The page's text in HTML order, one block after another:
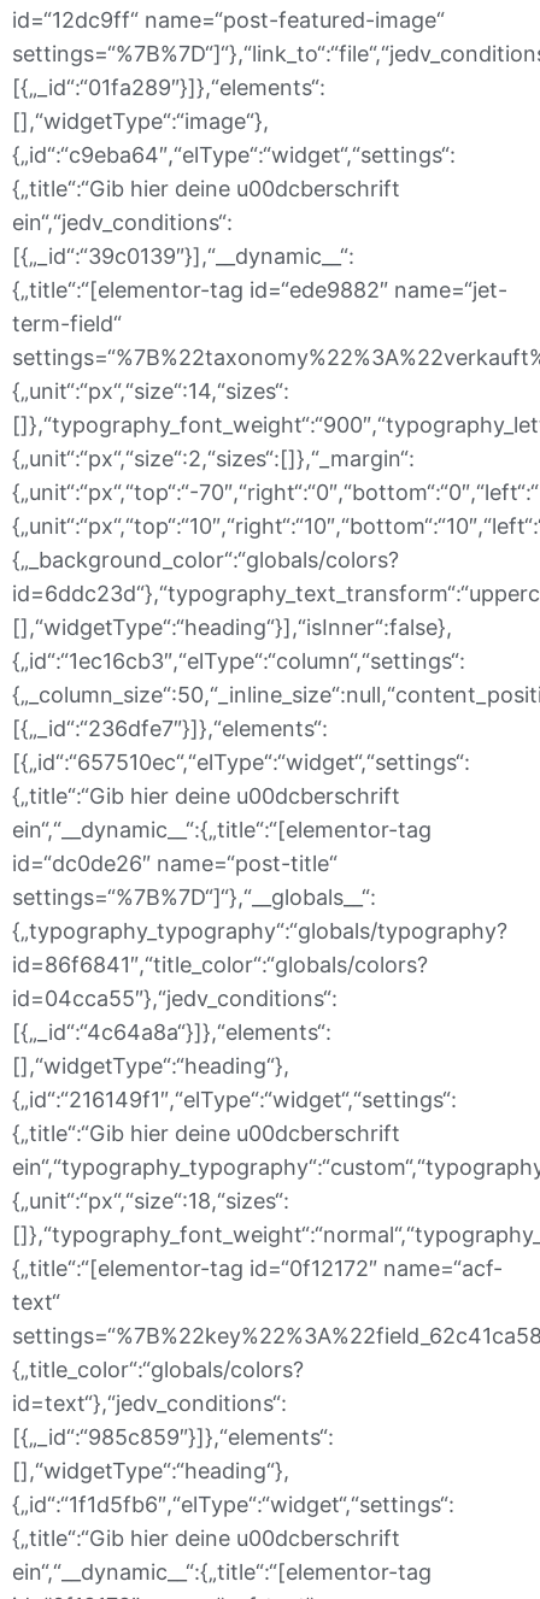
id=“12dc9ff“ name=“post-featured-image“
[{„_id“:“01fa289″}]},“elements“:
[],“widgetType“:“image“},
{„id“:“c9eba64″,“elType“:“widget“,“settings“:
{„title“:“Gib hier deine u00dcberschrift
ein“,“jedv_conditions“:
[{„_id“:“39c0139″}],“__dynamic__“:
{„title“:“[elementor-tag id=“ede9882″ name=“jet-
term-field“
{„unit“:“px“,“size“:14,“sizes“:
{„unit“:“px“,“size“:2,“sizes“:[]},“_margin“:
{„unit“:“px“,“top“:“-
{„_background_color“:“globals/colors?
[],“widgetType“:“heading“}],“isInner“:false},
{„id“:“1ec16cb3″,“elType“:“column“,“settings“:
[{„_id“:“236dfe7″}]},“elements“:
[{„id“:“657510ec“,“elType“:“widget“,“settings“:
{„title“:“Gib hier deine u00dcberschrift
ein“,“__dynamic__“:{„title“:“[elementor-tag
id=“dc0de26″ name=“post-title“
settings=“%7B%7D“]“},“__globals__“:
{„typography_typography“:“globals/typography?
id=86f6841″,“title_color“:“globals/colors?
id=04cca55″},“jedv_conditions“:
[{„_id“:“4c64a8a“}]},“elements“:
[],“widgetType“:“heading“},
{„id“:“216149f1″,“elType“:“widget“,“settings“:
{„title“:“Gib hier deine u00dcberschrift
{„unit“:“px“,“size“:18,“sizes“:
{„title“:“[elementor-tag id=“0f12172″ name=“acf-
text“
{„title_color“:“globals/colors?
id=text“},“jedv_conditions“:
[{„_id“:“985c859″}]},“elements“:
[],“widgetType“:“heading“},
{„id“:“1f1d5fb6″,“elType“:“widget“,“settings“:
{„title“:“Gib hier deine u00dcberschrift
ein“,“__dynamic__“:{„title“:“[elementor-tag